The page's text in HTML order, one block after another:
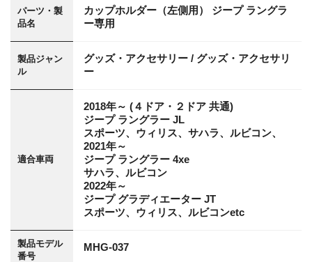
パーツ・製
品名
カップホルダー（左側用） ジープ ラングラ
ー専用
製品ジャン
ル
グッズ・アクセサリー / グッズ・アクセサリ
ー
適合車両
2018年～ (４ドア・２ドア 共通)
ジープ ラングラー JL
スポーツ、ウィリス、サハラ、ルビコン、
2021年～
ジープ ラングラー 4xe
サハラ、ルビコン
2022年～
ジープ グラディエーター JT
スポーツ、ウィリス、ルビコンetc
製品モデル
番号
MHG-037